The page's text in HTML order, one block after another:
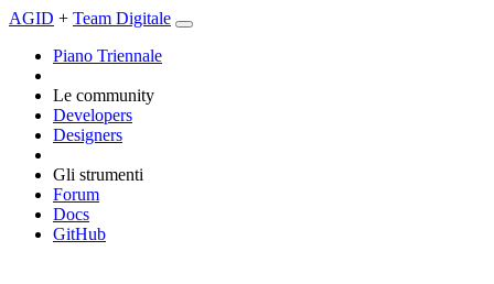
AGID + Team Digitale
Piano Triennale
Le community
Developers
Designers
Gli strumenti
Forum
Docs
GitHub